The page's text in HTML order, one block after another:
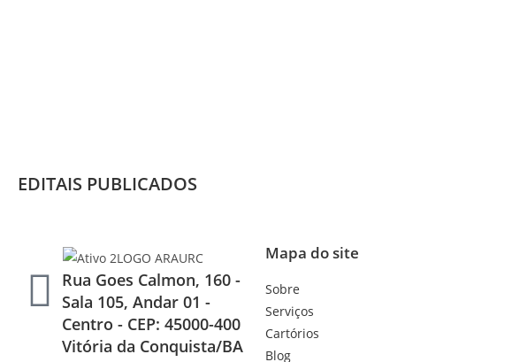
EDITAIS PUBLICADOS
Rua Goes Calmon, 160 -
Sala 105, Andar 01 -
Centro - CEP: 45000-400
Vitória da Conquista/BA
Mapa do site
Sobre
Serviços
Cartórios
Blog